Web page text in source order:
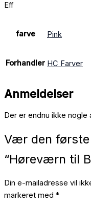
Eff
farve Pink
Forhandler HC Farver
Anmeldelser
Der er endnu ikke nogle
Vær den
“Høreværn til
Din e-mailadresse vil
markeret med *